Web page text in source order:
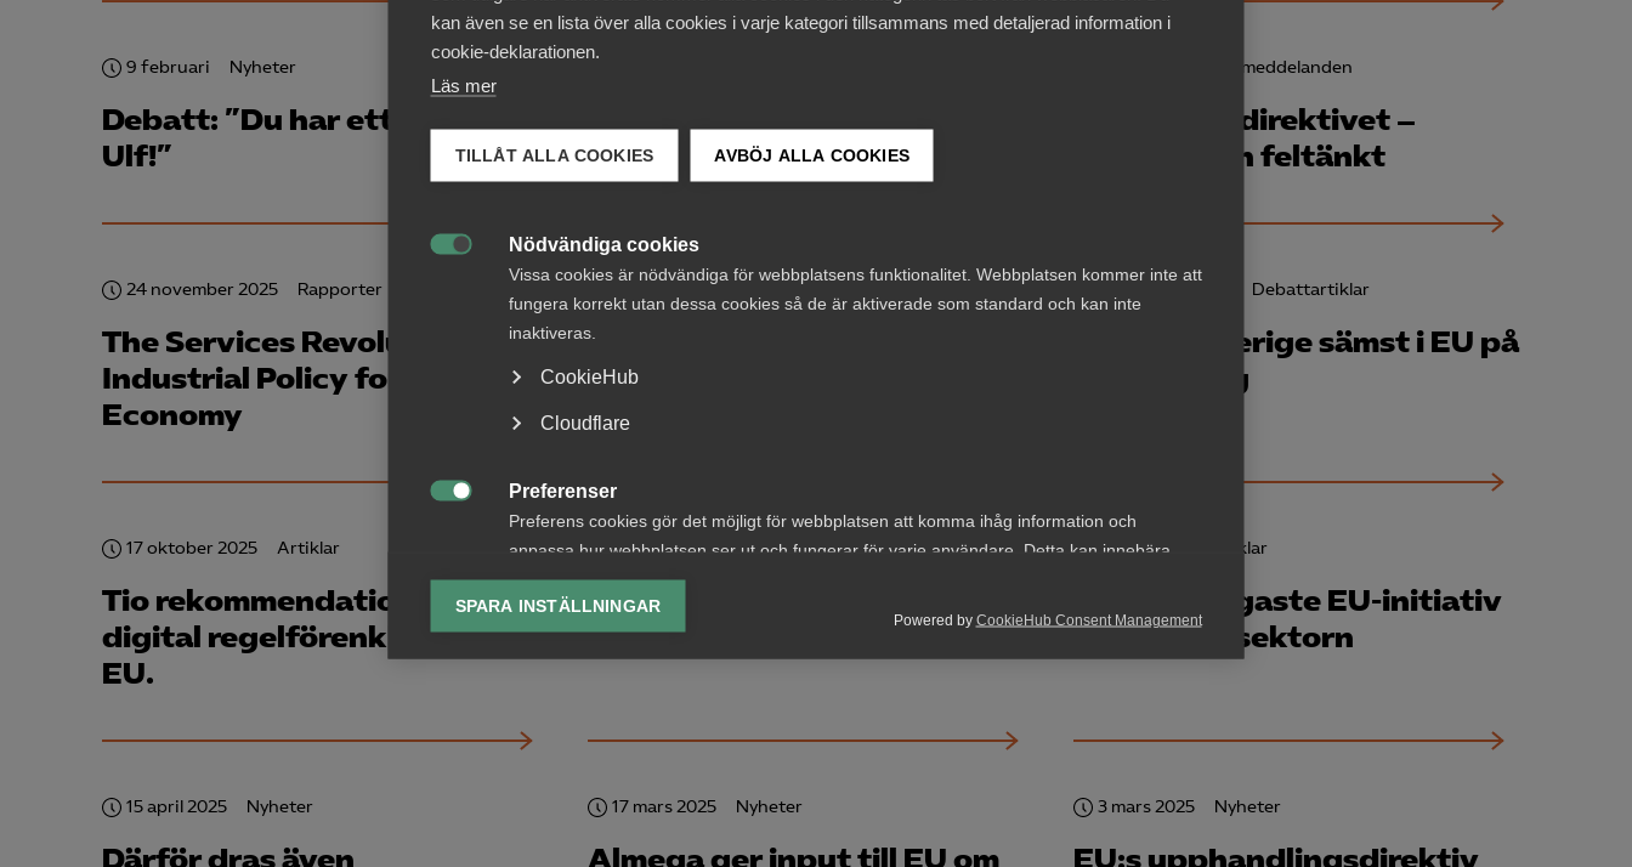
kan även se en lista över alla cookies i varje kategori tillsammans med detaljerad information i
cookie-deklarationen.
Läs mer
TILLÅT ALLA COOKIES AVBÖJ ALLA COOKIES
Nödvändiga cookies
Vissa cookies är nödvändiga för webbplatsens funktionalitet. Webbplatsen kommer inte att
fungera korrekt utan dessa cookies så de är aktiverade som standard och kan inte
inaktiveras.
CookieHub
Cloudflare
Preferenser
Preferens cookies gör det möjligt för webbplatsen att komma ihåg information och
anpassa hur webbplatsen ser ut och fungerar för varje användare. Detta kan innebära
lagring av vald valuta, region, språk eller färgschema.

Analys-cookies
Google Analytics
Marknadsförings-cookies
Powered by CookieHub Consent Management
SPARA INSTÄLLNINGAR
9 februari Nyheter
Debatt: ”Du har ett uppdrag,
Ulf!”
Fullsatt frukostseminarium
om Europas konkurrenskraft
Pressmeddelanden
Plattforms­direktivet –
lovvärt men feltänkt
24 november 2025 Rapporter
The Services Revolution:
Industrial Policy for a Modern
Economy
20 oktober 2025 Nyheter
Fullsatt seminarium om EU:s
inre marknad
Debattartiklar
Debatt: Sverige sämst i EU på
avreglering
17 oktober 2025 Artiklar
Tio rekommendationer för
digital regelförenkling inom
EU.
9 maj 2025 Debattartiklar
Debatt: Ta bort hindren för
EU:s tjänstemarknad
9 maj 2025 Artiklar
Årets viktigaste EU-initiativ
för tjänstesektorn
15 april 2025 Nyheter
Därför dras även
17 mars 2025 Nyheter
Almega ger input till EU om
3 mars 2025 Nyheter
EU:s upphandlingsdirektiv